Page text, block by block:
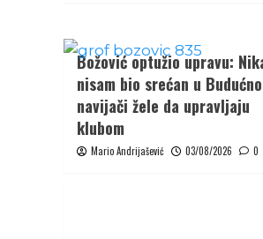
Božović optužio upravu:
nisam bio srećan u
navijači žele da upravljaju
klubom
Mario Andrijašević 03/08/2026 0